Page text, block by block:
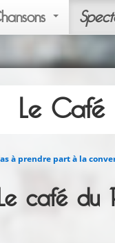
Le Café
à prendre part à la
café du